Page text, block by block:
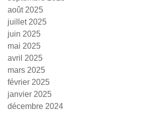
août 2025
juillet 2025
juin 2025
mai 2025
avril 2025
mars 2025
février 2025
janvier 2025
décembre 2024